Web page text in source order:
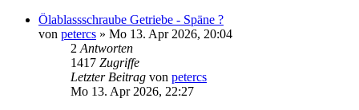
Ölablassschraube Getriebe - Späne ?
von petercs » Mo 13. Apr 2026, 20:04
2 Antworten
1417 Zugriffe
Letzter Beitrag von petercs
Mo 13. Apr 2026, 22:27